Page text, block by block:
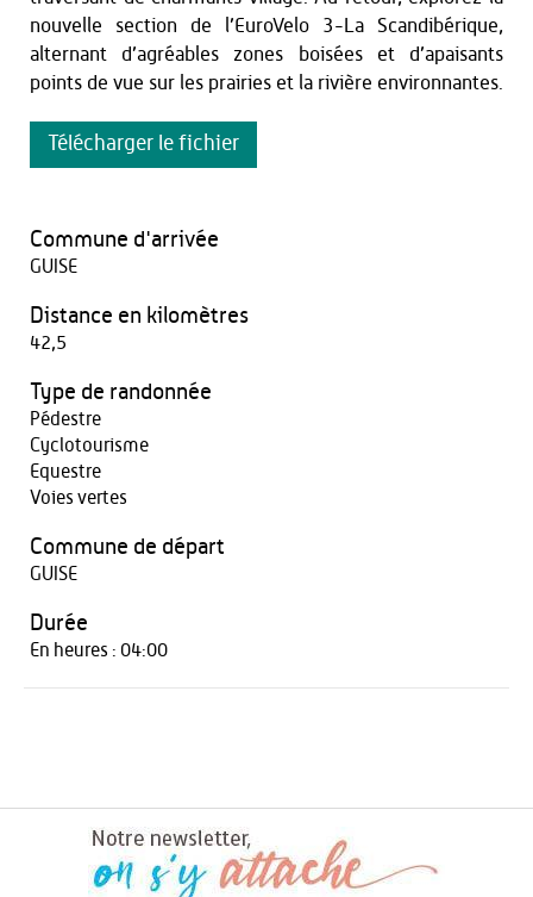
nouvelle section de l’EuroVelo 3-La Scandibérique,
alternant d’agréables zones boisées et d’apaisants
points de vue sur les prairies et la rivière environnantes.
Télécharger le fichier
Commune d'arrivée
GUISE
Distance en kilomètres
42,5
Type de randonnée
Pédestre
Cyclotourisme
Equestre
Voies vertes
Commune de départ
GUISE
Durée
En heures : 04:00